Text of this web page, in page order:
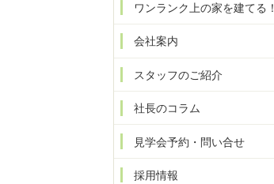
ワンランク上の家を建てる！
会社案内
スタッフのご紹介
社長のコラム
見学会予約・問い合せ
採用情報